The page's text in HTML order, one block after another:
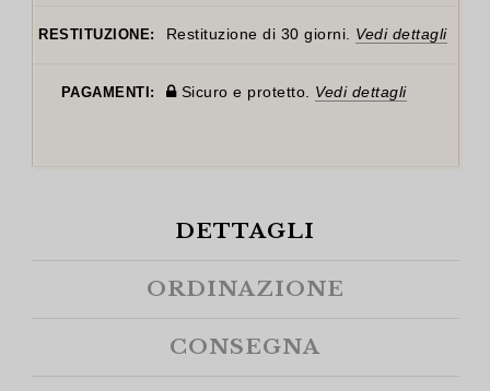
RESTITUZIONE: Restituzione di 30 giorni. Vedi dettagli
PAGAMENTI: Sicuro e protetto. Vedi dettagli
DETTAGLI
ORDINAZIONE
CONSEGNA